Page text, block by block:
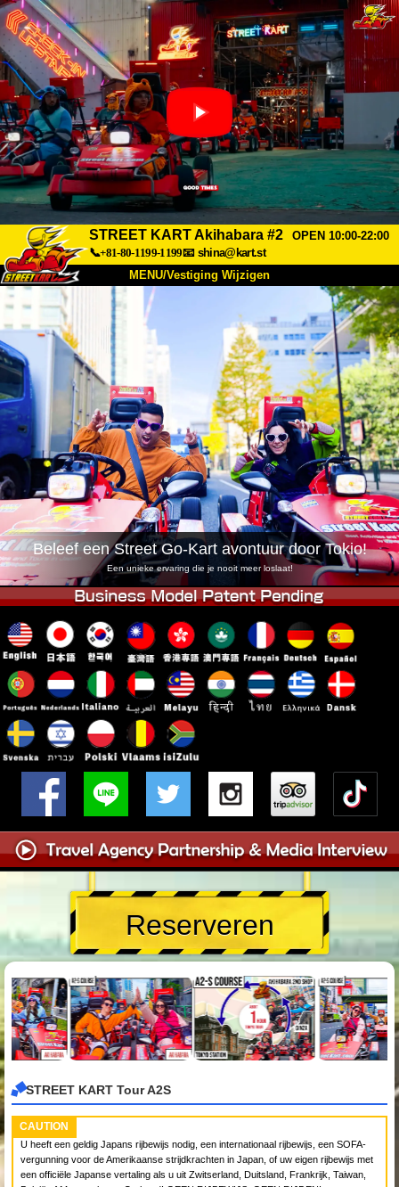
STREET KART Akihabara #2
OPEN 10:00-22:00
📞+81-80-1199-1199📧 shina@kart.st
MENU/Vestiging Wijzigen
Over Ons Specificaties Prijs
Bereikbaarheid Reviews Veelgestelde Vragen
Bedrijf Reserveren
Vestiging Wijzigen
Tokio Shinagawa Tokio Akihabara#1
Tokio Akihabara#2 Tokio Shibuya
Tokio Shibuya Annex Tokio Baai
Tokio Asakusa Osaka
Okinawa
Beleef een Street Go-Kart avontuur door Tokio!
Een unieke ervaring die je nooit meer loslaat!
Reserveren
STREET KART Tour A2S
CAUTION
U heeft een geldig Japans rijbewijs nodig, een internationaal rijbewijs, een SOFA-
vergunning voor de Amerikaanse strijdkrachten in Japan, of uw eigen rijbewijs met
een officiële Japanse vertaling als u uit Zwitserland, Duitsland, Frankrijk, Taiwan,